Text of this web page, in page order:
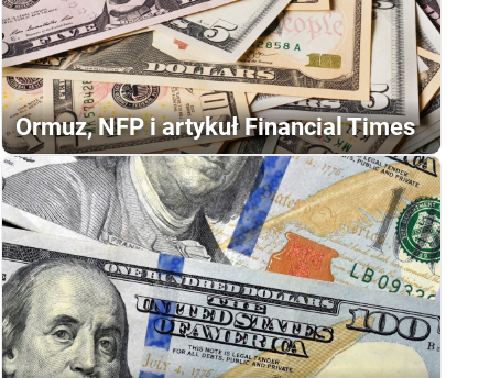
Ormuz, NFP i artykuł Financial Times